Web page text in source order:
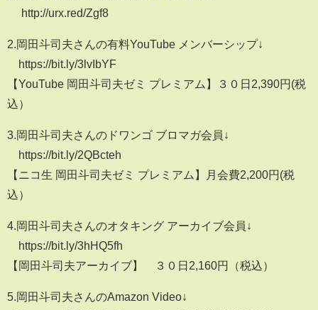
http://urx.red/Zgf8
2.岡田斗司夫さんの有料YouTube メンバーシップ↓
https://bit.ly/3lvIbYF​
【YouTube 岡田斗司夫ゼミ プレミアム】３０日2,390円(税
込）
3.岡田斗司夫さんのドワンゴ ブロマガ会員↓
https://bit.ly/2QBcteh​
【ニコ生 岡田斗司夫ゼミ プレミアム】月会費2,200円(税
込）
4.岡田斗司夫さんのオタキング アーカイブ会員↓
https://bit.ly/3hHQ5fh​
【岡田斗司夫アーカイブ】 ３０日2,160円（税込）
5.岡田斗司夫さんのAmazon Video↓